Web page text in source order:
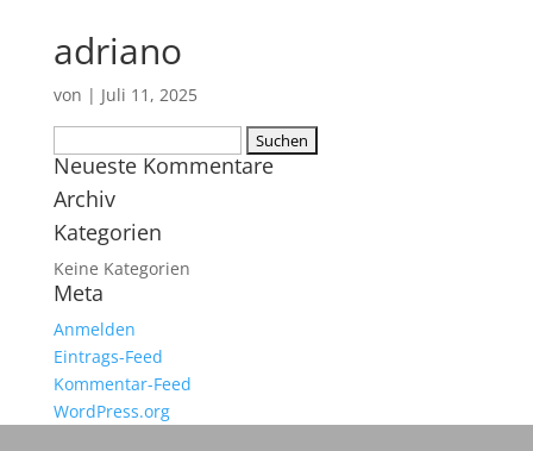
adriano
von | Juli 11, 2025
nach:
Neueste Kommentare
Archiv
Kategorien
Keine Kategorien
Meta
Anmelden
Eintrags-Feed
Kommentar-Feed
WordPress.org